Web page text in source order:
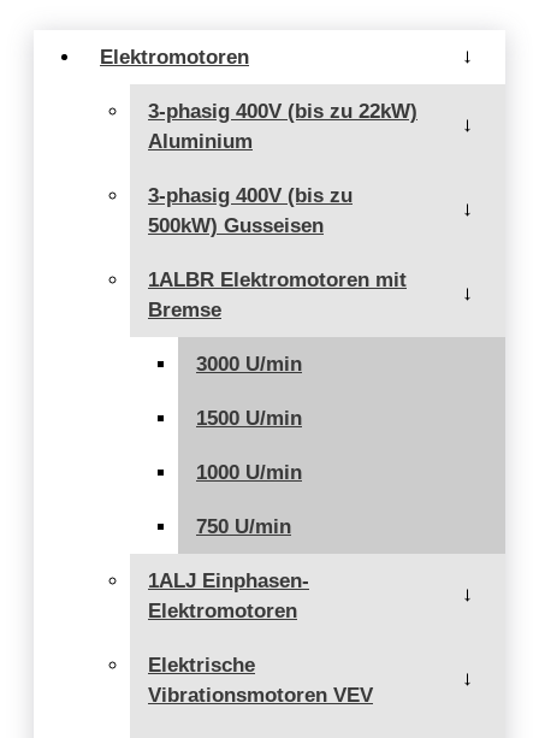
Elektromotoren →
3-phasig 400V (bis zu 22kW)
Aluminium
→
3-phasig 400V (bis zu
500kW) Gusseisen
→
1ALBR Elektromotoren mit
Bremse
→
3000 U/min
1500 U/min
1000 U/min
750 U/min
1ALJ Einphasen-
Elektromotoren
→
Elektrische
Vibrationsmotoren VEV
→